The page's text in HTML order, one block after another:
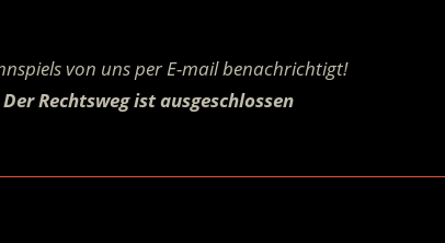
von uns per E-mail benachrichtigt!
Der Rechtsweg ist ausgeschlossen